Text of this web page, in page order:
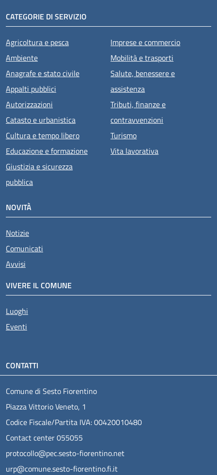
CATEGORIE DI SERVIZIO
Agricoltura e pesca
Ambiente
Anagrafe e stato civile
Appalti pubblici
Autorizzazioni
Catasto e urbanistica
Cultura e tempo libero
Educazione e formazione
Giustizia e sicurezza
pubblica
Imprese e commercio
Mobilità e trasporti
Salute, benessere e
assistenza
Tributi, finanze e
contravvenzioni
Turismo
Vita lavorativa
NOVITÀ
Notizie
Comunicati
Avvisi
VIVERE IL COMUNE
Luoghi
Eventi
CONTATTI
Comune di Sesto Fiorentino
Piazza Vittorio Veneto, 1
Codice Fiscale/Partita IVA: 00420010480
Contact center 055055
protocollo@pec.sesto-fiorentino.net
urp@comune.sesto-fiorentino.fi.it